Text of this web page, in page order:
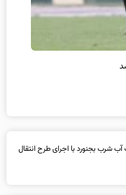
ظرفیت آب شرب بجنورد با اجرای طرح انتقال